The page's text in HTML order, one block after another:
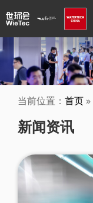
当前位置： 首页 »
新闻资讯